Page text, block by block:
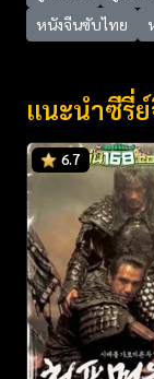
หนังจีนซับไทย
แนะนำซีรี่
6.7